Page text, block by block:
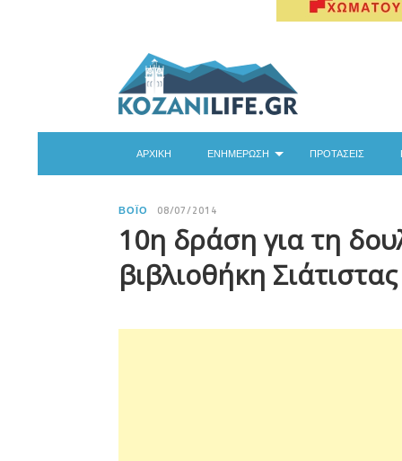
ΑΡΧΙΚΉ ΕΝΗΜΈΡΩΣΗ ΠΡΟΤΆΣΕΙΣ
ΒΌΙΟ 08/07/2014
10η δράση για τη
βιβλιοθήκη Σιάτιστας